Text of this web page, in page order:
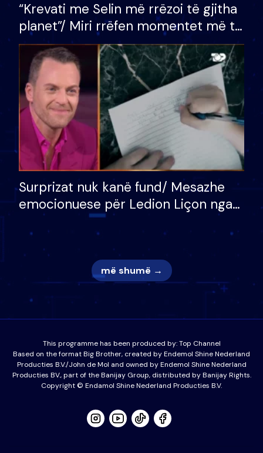
“Krevati me Selin më rrëzoi të gjitha
planet”/ Miri rrëfen momentet më të
bukura në shtëpinë e BB VIP: Do më
mungojë zilja e mëngjesit kur…
Surprizat nuk kanë fund/ Mesazhe
emocionuese për Ledion Liçon nga
nëna dhe fëmijët e tij, moderatori
nuk i mban dot lotët: Nuk meritoj…
më shumë →
This programme has been produced by:Top Channel
Based on the format Big Brother, created by Endemol Shine Nederland
Producties B.V./John de Mol and owned by Endemol Shine Nederland
Producties BV., part of the Banijay Group, distributed by Banijay Rights.
Copyright © Endamol Shine Nederland Producties B.V.